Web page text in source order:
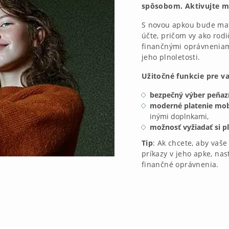
spôsobom. Aktivujte
S novou apkou bude
účte, pričom vy ako
finančnými
jeho plnoletosti.
Užitočné funkcie pre
bezpečný výber
moderné platenie
inými doplnkami,
možnosť vyžiadať si
Tip: Ak chcete, aby
príkazy v jeho apke,
finančné oprávnenia.